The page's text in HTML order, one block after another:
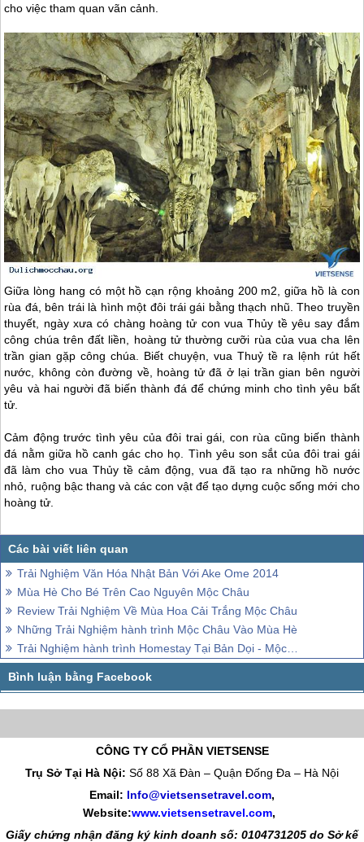
cho việc tham quan vãn cảnh.
Giữa lòng hang có một hồ cạn rộng khoảng 200 m2, giữa hồ là con
rùa đá, bên trái là hình một đôi trái gái bằng thạch nhũ. Theo truyền
thuyết, ngày xưa có chàng hoàng tử con vua Thủy tề yêu say đắm
công chúa trên đất liền, hoàng tử thường cưỡi rùa của vua cha lên
trần gian gặp công chúa. Biết chuyện, vua Thuỷ tề ra lệnh rút hết
nước, không còn đường về, hoàng tử đã ở lại trần gian bên người
yêu và hai người đã biến thành đá để chứng minh cho tình yêu bất
tử.
Cảm động trước tình yêu của đôi trai gái, con rùa cũng biến thành
đá nằm giữa hồ canh gác cho họ. Tình yêu son sắt của đôi trai gái
đã làm cho vua Thủy tề cảm động, vua đã tạo ra những hồ nước
nhỏ, ruộng bậc thang và các con vật để tạo dựng cuộc sống mới cho
hoàng tử.
Trải Nghiệm Văn Hóa Nhật Bản Với Ake Ome 2014
Mùa Hè Cho Bé Trên Cao Nguyên Mộc Châu
Review Trải Nghiệm Về Mùa Hoa Cải Trắng Mộc Châu
Những Trải Nghiệm hành trình Mộc Châu Vào Mùa Hè
Trải Nghiệm hành trình Homestay Tại Bản Dọi - Mộc Châu
CÔNG TY CỔ PHẦN VIETSENSE
Trụ Sở Tại Hà Nội: Số 88 Xã Đàn – Quận Đống Đa – Hà Nội
Email: Info@vietsensetravel.com,
Website:www.vietsensetravel.com,
Giấy chứng nhận đăng ký kinh doanh số: 0104731205 do Sở kế